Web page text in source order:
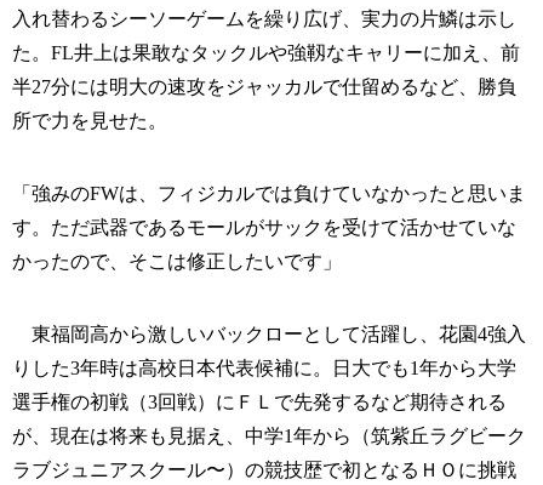
入れ替わるシーソーゲームを繰り広げ、実力の片鱗は示し
た。FL井上は果敢なタックルや強靱なキャリーに加え、前
半27分には明大の速攻をジャッカルで仕留めるなど、勝負
所で力を見せた。
「強みのFWは、フィジカルでは負けていなかったと思いま
す。ただ武器であるモールがサックを受けて活かせていな
かったので、そこは修正したいです」
東福岡高から激しいバックローとして活躍し、花園4強入
りした3年時は高校日本代表候補に。日大でも1年から大学
選手権の初戦（3回戦）にＦＬで先発するなど期待される
が、現在は将来も見据え、中学1年から（筑紫丘ラグビーク
ラブジュニアスクール〜）の競技歴で初となるＨＯに挑戦